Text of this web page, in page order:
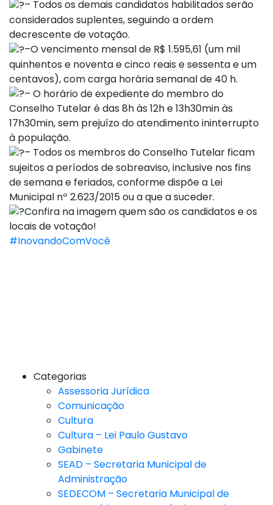
– Todos os demais candidatos habilitados serão
considerados suplentes, seguindo a ordem
decrescente de votação.
–O vencimento mensal de R$ 1.595,61 (um mil
quinhentos e noventa e cinco reais e sessenta e um
centavos), com carga horária semanal de 40 h.
– O horário de expediente do membro do
Conselho Tutelar é das 8h às 12h e 13h30min às
17h30min, sem prejuízo do atendimento ininterrupto
à população.
– Todos os membros do Conselho Tutelar ficam
sujeitos a períodos de sobreaviso, inclusive nos fins
de semana e feriados, conforme dispõe a Lei
Municipal nº 2.623/2015 ou a que a suceder.
Confira na imagem quem são os candidatos e os
locais de votação!
#InovandoComVocê
Categorias
Assessoria Jurídica
Comunicação
Cultura
Cultura – Lei Paulo Gustavo
Gabinete
SEAD – Secretaria Municipal de
Administração
SEDECOM – Secretaria Municipal de